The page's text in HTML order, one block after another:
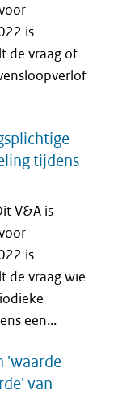
is
de vraag of
tijdens
V&A is
is
de vraag wie
een...
'waarde
van